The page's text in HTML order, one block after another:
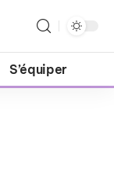
S’équiper